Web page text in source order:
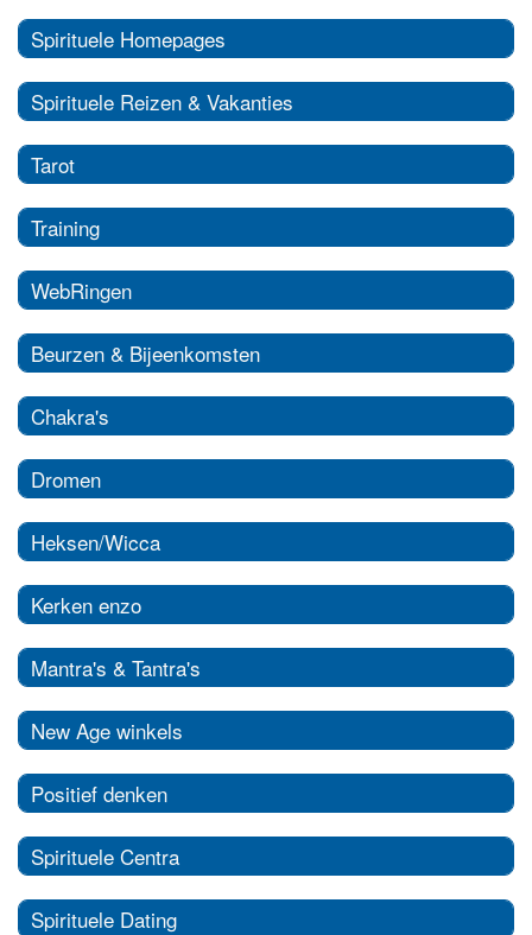
Spirituele Homepages
Spirituele Reizen & Vakanties
Tarot
Training
WebRingen
Beurzen & Bijeenkomsten
Chakra's
Dromen
Heksen/Wicca
Kerken enzo
Mantra's & Tantra's
New Age winkels
Positief denken
Spirituele Centra
Spirituele Dating